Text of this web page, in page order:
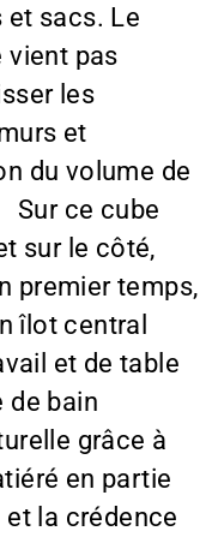
et sacs. Le
vient pas
les
et
du volume de
Sur ce cube
sur le côté,
premier temps,
îlot central
et de table
de bain
grâce à
en partie
la crédence